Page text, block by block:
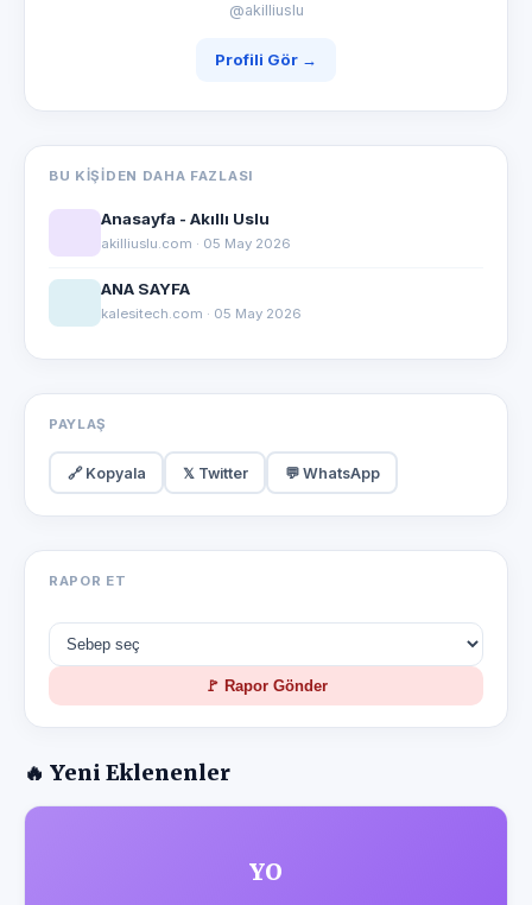
@akilliuslu
Profili Gör →
BU KIŞIDEN DAHA FAZLASI
Anasayfa - Akıllı Uslu
akilliuslu.com · 05 May 2026
ANA SAYFA
kalesitech.com · 05 May 2026
PAYLAŞ
🔗 Kopyala 𝕏 Twitter 💬 WhatsApp
RAPOR ET
🚩 Rapor Gönder
🔥 Yeni Eklenenler
YO